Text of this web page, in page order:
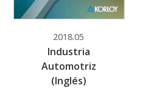
2018.05
Industria
Automotriz
(Inglés)